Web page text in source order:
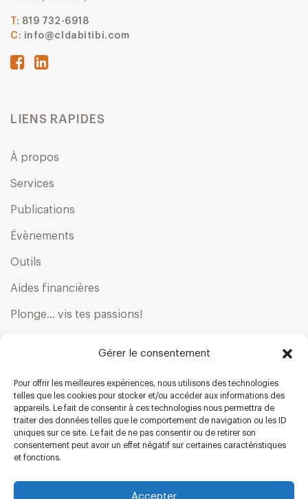
Gérer le consentement
Pour offrir les meilleures expériences, nous utilisons des technologies
telles que les cookies pour stocker et/ou accéder aux informations des
appareils. Le fait de consentir à ces technologies nous permettra de
traiter des données telles que le comportement de navigation ou les ID
uniques sur ce site. Le fait de ne pas consentir ou de retirer son
consentement peut avoir un effet négatif sur certaines caractéristiques
et fonctions.
Accepter
: 819 732-6918
C : info@cldabitibi.com
LIENS RAPIDES
À propos
Services
Publications
Évènements
Outils
Aides financières
Plonge… vis tes passions!
FIER PARTENAIRE :